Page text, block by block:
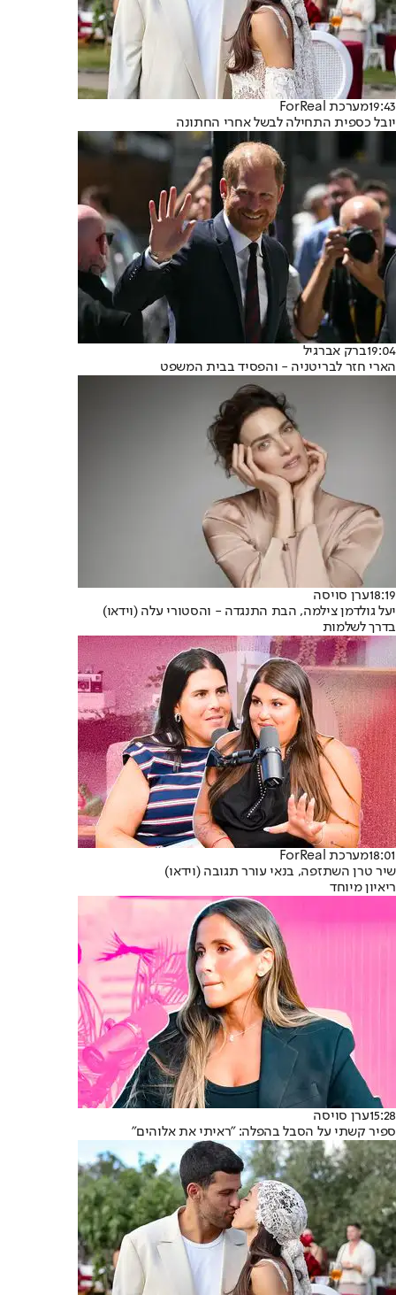
19:43מערכת ForReal
יובל כספית התחילה לבשל אחרי החתונה
19:04ברק אברגיל
הארי חזר לבריטניה - והפסיד בבית המשפט
18:19ערן סויסה
יעל גולדמן צילמה, הבת התנגדה - והסטורי עלה (וידאו)
בדרך לשלמות
18:01מערכת ForReal
שיר טרן השתזפה, בנאי עורר תגובה (וידאו)
ריאיון מיוחד
15:28ערן סויסה
ספיר קשתי על הסבל בהפלה: "ראיתי את אלוהים"